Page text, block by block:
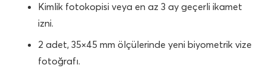
Kimlik fotokopisi veya en az 3 ay geçerli ikamet
izni.
2 adet, 35×45 mm ölçülerinde yeni biyometrik vize
fotoğrafı.